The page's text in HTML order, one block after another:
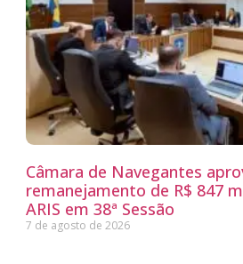
Câmara de Navegantes
remanejamento de R$ 847
ARIS em 38ª Sessão
7 de agosto de 2026